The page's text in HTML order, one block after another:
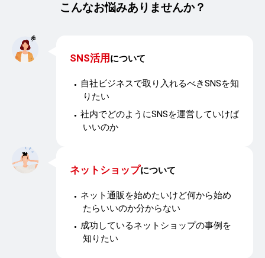
こんなお悩みありませんか？
SNS活用 について
自社ビジネスで取り入れるべきSNSを知
りたい
社内でどのようにSNSを運営していけば
いいのか
ネットショップについて
ネット通販を始めたいけど何から始め
たらいいのか分からない
成功しているネットショップの事例を
知りたい